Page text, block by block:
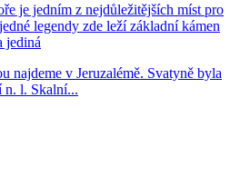
je jedním z nejdůležitějších míst pro
legendy zde leží základní kámen
jediná
najdeme v Jeruzalémě. Svatyně byla
n. l. Skalní...